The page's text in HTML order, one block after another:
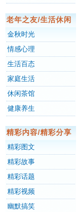
老年之友/生活休闲
金秋时光
情感心理
生活百态
家庭生活
休闲茶馆
健康养生
精彩内容/精彩分享
精彩图文
精彩故事
精彩话题
精彩视频
幽默搞笑